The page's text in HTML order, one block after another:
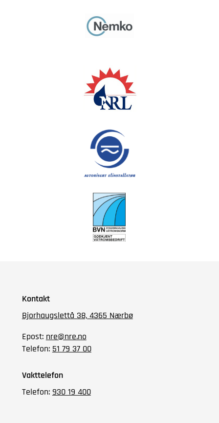
Kontakt
Bjorhaugslettå 38, 4365 Nærbø
Epost: nre@nre.no
Telefon: 51 79 37 00
Vakttelefon
Telefon: 930 19 400